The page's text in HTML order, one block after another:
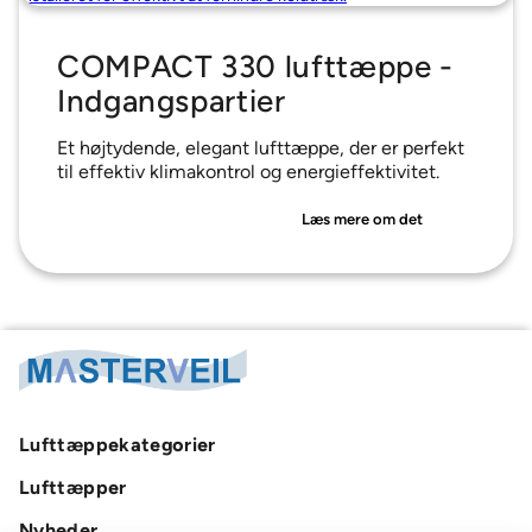
COMPACT 330 lufttæppe -
Indgangspartier
Et højtydende, elegant lufttæppe, der er perfekt
til effektiv klimakontrol og energieffektivitet.
Læs mere om det
Lufttæppekategorier
Lufttæpper